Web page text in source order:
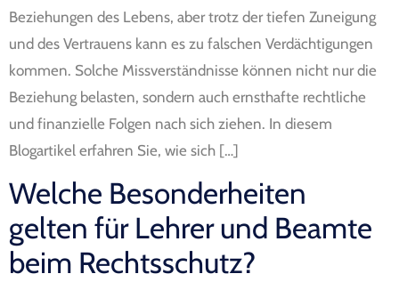
Beziehungen des Lebens, aber trotz der tiefen Zuneigung
und des Vertrauens kann es zu falschen Verdächtigungen
kommen. Solche Missverständnisse können nicht nur die
Beziehung belasten, sondern auch ernsthafte rechtliche
und finanzielle Folgen nach sich ziehen. In diesem
Blogartikel erfahren Sie, wie sich […]
Welche Besonderheiten
gelten für Lehrer und Beamte
beim Rechtsschutz?